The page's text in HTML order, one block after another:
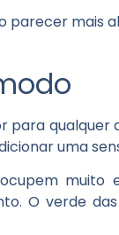
parecer mais
para qualquer
uma
muito
O verde